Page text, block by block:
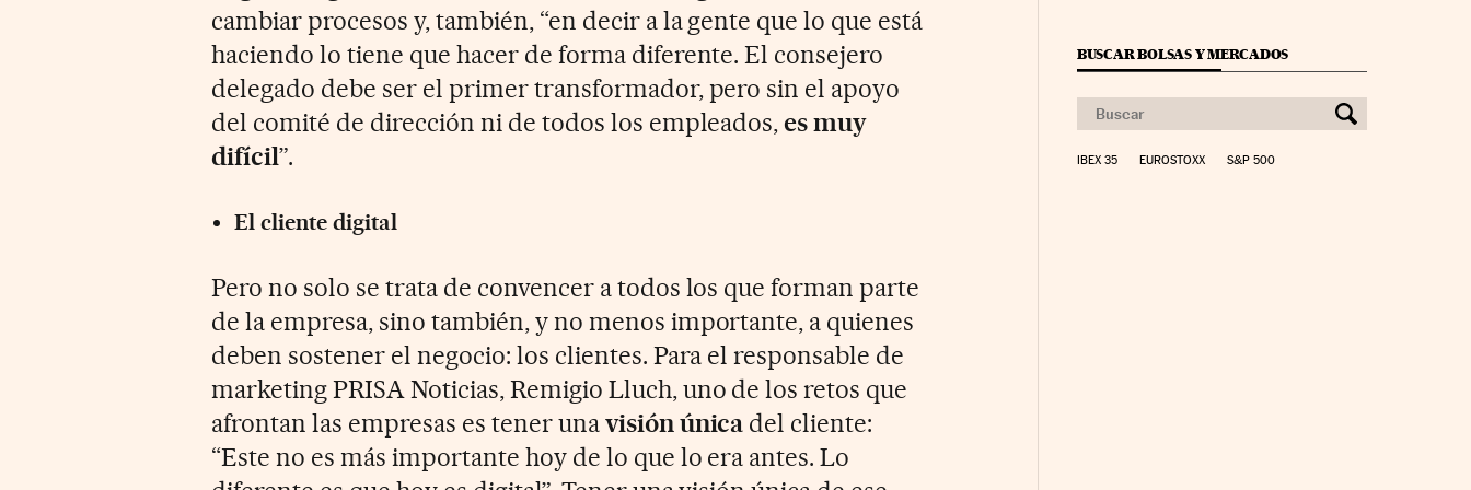
cambiar procesos y, también, “en decir a la gente que lo que está
haciendo lo tiene que hacer de forma diferente. El consejero
delegado debe ser el primer transformador, pero sin el apoyo
del comité de dirección ni de todos los empleados,es muy
difícil”.
El cliente digital
Pero no solo se trata de convencer a todos los que forman parte
de la empresa, sino también, y no menos importante, a quienes
deben sostener el negocio: los clientes. Para el responsable de
marketing PRISA Noticias, Remigio Lluch, uno de los retos que
afrontan las empresas es tener unavisión única del cliente:
“Este no es más importante hoy de lo que lo era antes. Lo
BUSCAR BOLSAS Y MERCADOS
IBEX 35 EUROSTOXX S&P 500